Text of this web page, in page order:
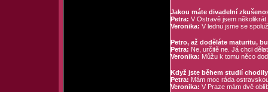
Jakou máte divadelní
Petra: V Ostravě jsem
Veronika: V lednu jsme se
Petro, až doděláte maturitu,
Petra: Ne, určitě ne. Já chci
Veronika: Můžu k tomu něco
Když jste během studií
Petra: Mám moc ráda
Veronika: V Praze mám dvě